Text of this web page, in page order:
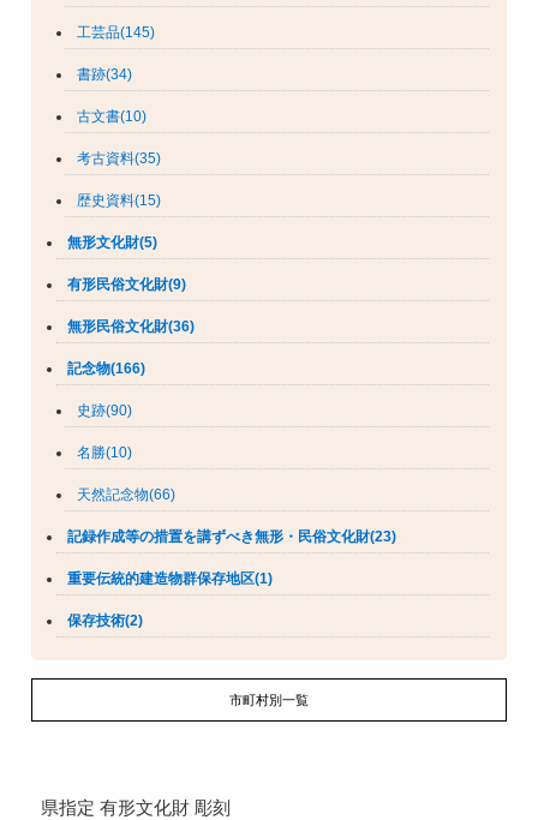
工芸品(145)
書跡(34)
古文書(10)
考古資料(35)
歴史資料(15)
無形文化財(5)
有形民俗文化財(9)
無形民俗文化財(36)
記念物(166)
史跡(90)
名勝(10)
天然記念物(66)
記録作成等の措置を講ずべき無形・民俗文化財(23)
重要伝統的建造物群保存地区(1)
保存技術(2)
市町村別一覧
県指定 有形文化財 彫刻